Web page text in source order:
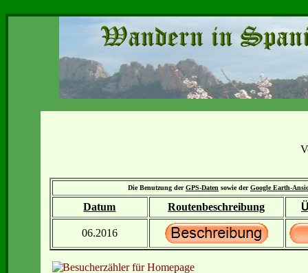
Die Benutzung derGPS-Daten sowie derGoogle Earth-
Datum Routenbeschreibung
06.2016